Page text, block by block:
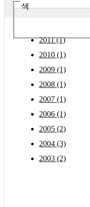
색
2011 (1)
2010 (1)
2009 (1)
2008 (1)
2007 (1)
2006 (1)
2005 (2)
2004 (3)
2003 (2)